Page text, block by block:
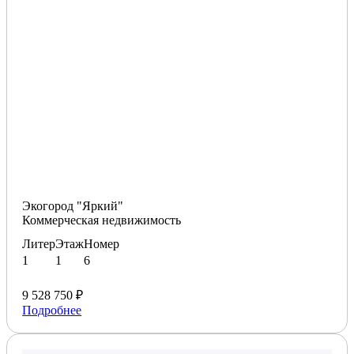
Экогород "Яркий"
Коммерческая недвижимость
Литер
1
Этаж
1
Номер
6
9 528 750 ₽
Подробнее